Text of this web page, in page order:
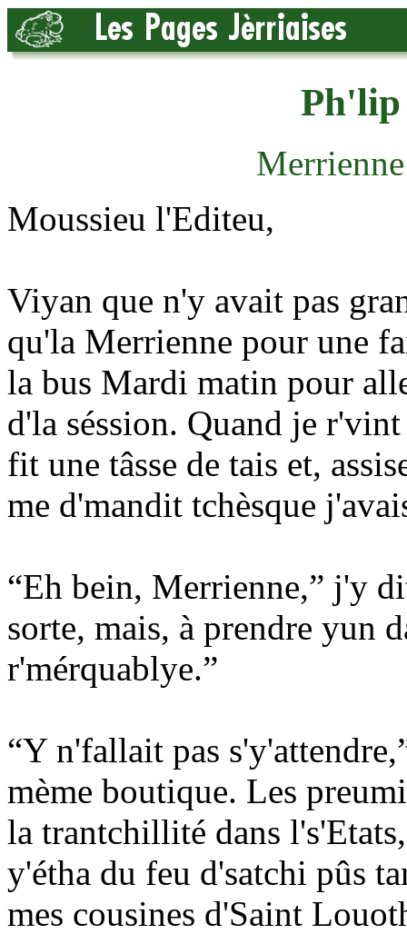
Ph'lip
Moussieu l'Editeu,
Viyan que n'y avait pas
qu'la Merrienne pour une
la bus Mardi matin pour
d'la séssion. Quand je
fit une tâsse de tais et,
me d'mandit tchèsque
“Eh bein, Merrienne,” j'y
sorte, mais, à prendre yun
r'mérquablye.”
“Y n'fallait pas
mème boutique. Les
la trantchillité dans
y'étha du feu d'satchi pûs
mes cousines d'Saint